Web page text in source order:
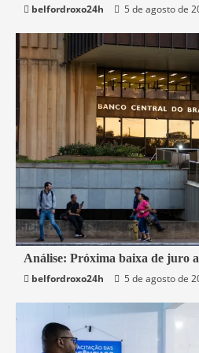
belfordroxo24h
5 de agosto de
1 min read
Economia
Análise: Próxima baixa de juro
belfordroxo24h
5 de agosto de